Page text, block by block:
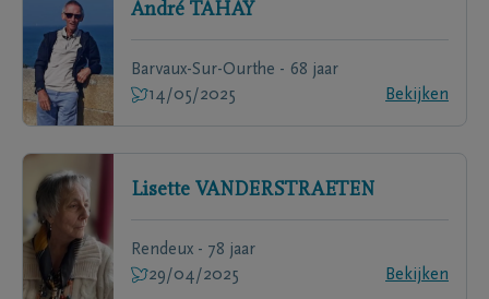
André TAHAY
Barvaux-Sur-Ourthe - 68 jaar
14/05/2025
Bekijken
Lisette VANDERSTRAETEN
Rendeux - 78 jaar
29/04/2025
Bekijken